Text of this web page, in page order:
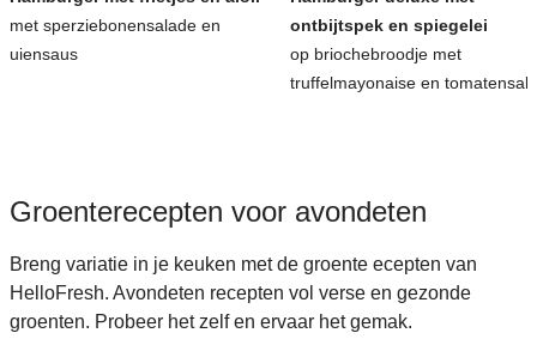
met sperziebonensalade en
uiensaus
ontbijtspek en spiegelei
op briochebroodje met
truffelmayonaise en
Groenterecepten voor avondeten
Breng variatie in je keuken met de groente ecepten van
HelloFresh. Avondeten recepten vol verse en gezonde
groenten. Probeer het zelf en ervaar het gemak.